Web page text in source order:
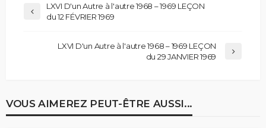
LXVI D'un Autre à l'autre 1968 – 1969 LEÇON
du 12 FÉVRIER 1969
LXVI D'un Autre à l'autre 1968 – 1969 LEÇON
du 29 JANVIER 1969
VOUS AIMEREZ PEUT-ÊTRE AUSSI...